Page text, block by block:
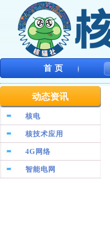
首 页
动态资讯
核电
核技术应用
4G网络
智能电网